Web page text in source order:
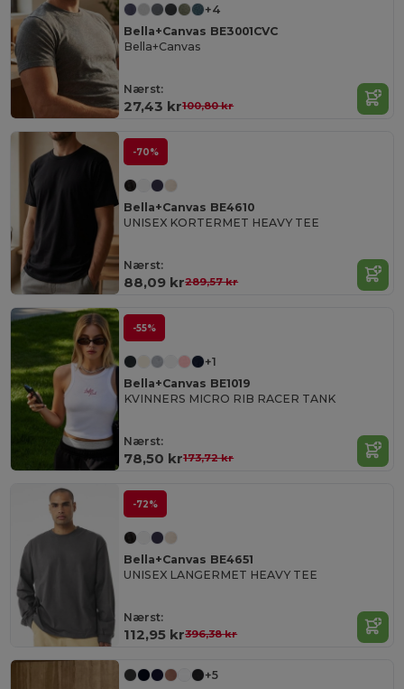
+4
Bella+Canvas BE3001CVC
Bella+Canvas
Nærst:
27,43 kr100,80 kr
-70%
Bella+Canvas BE4610
UNISEX KORTERMET HEAVY TEE
Nærst:
88,09 kr289,57 kr
-55%
+1
Bella+Canvas BE1019
KVINNERS MICRO RIB RACER TANK
Nærst:
78,50 kr173,72 kr
-72%
Bella+Canvas BE4651
UNISEX LANGERMET HEAVY TEE
Nærst:
112,95 kr396,38 kr
+5